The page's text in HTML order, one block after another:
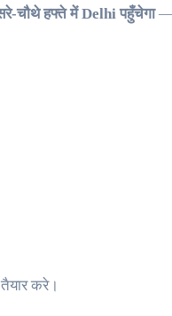
चौथे हफ्ते में Delhi पहुँचेगा—
करे।